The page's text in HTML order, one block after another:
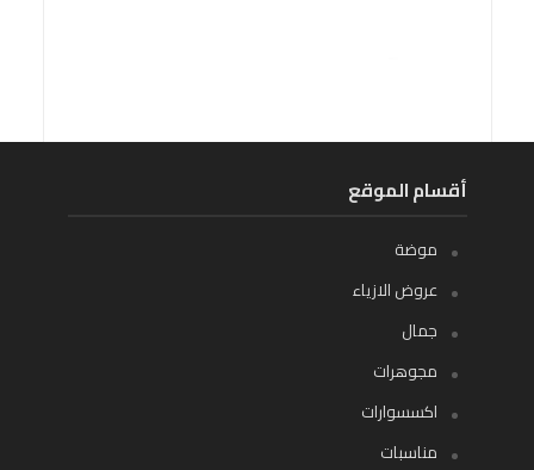
أقسام الموقع
موضة
عروض الازياء
جمال
مجوهرات
اكسسوارات
مناسبات